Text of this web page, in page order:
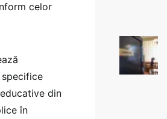
celor
din
în